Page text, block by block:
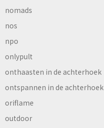
nomads
nos
npo
onlypult
onthaasten in de achterhoek
ontspannen in de achterhoek
oriflame
outdoor